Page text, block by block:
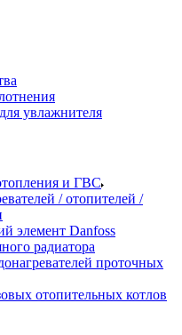
увлажнителя
и ГВС
/ отопителей /
элемент Danfoss
радиатора
проточных
отопительных котлов